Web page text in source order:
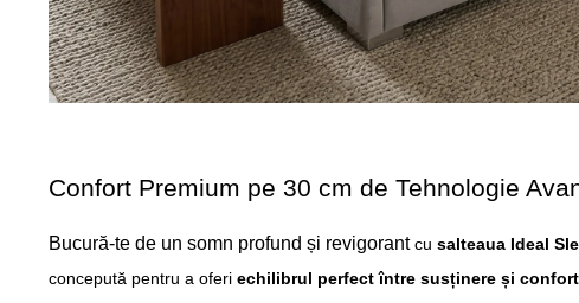
Confort Premium pe 30 cm de Tehnologie
Bucură-te de un somn profund și revigorantcu salteaua Ideal
concepută pentru a oferi echilibrul perfect între susținere și